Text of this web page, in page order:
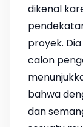
dikenal
proyek.
calon
bahwa
dan